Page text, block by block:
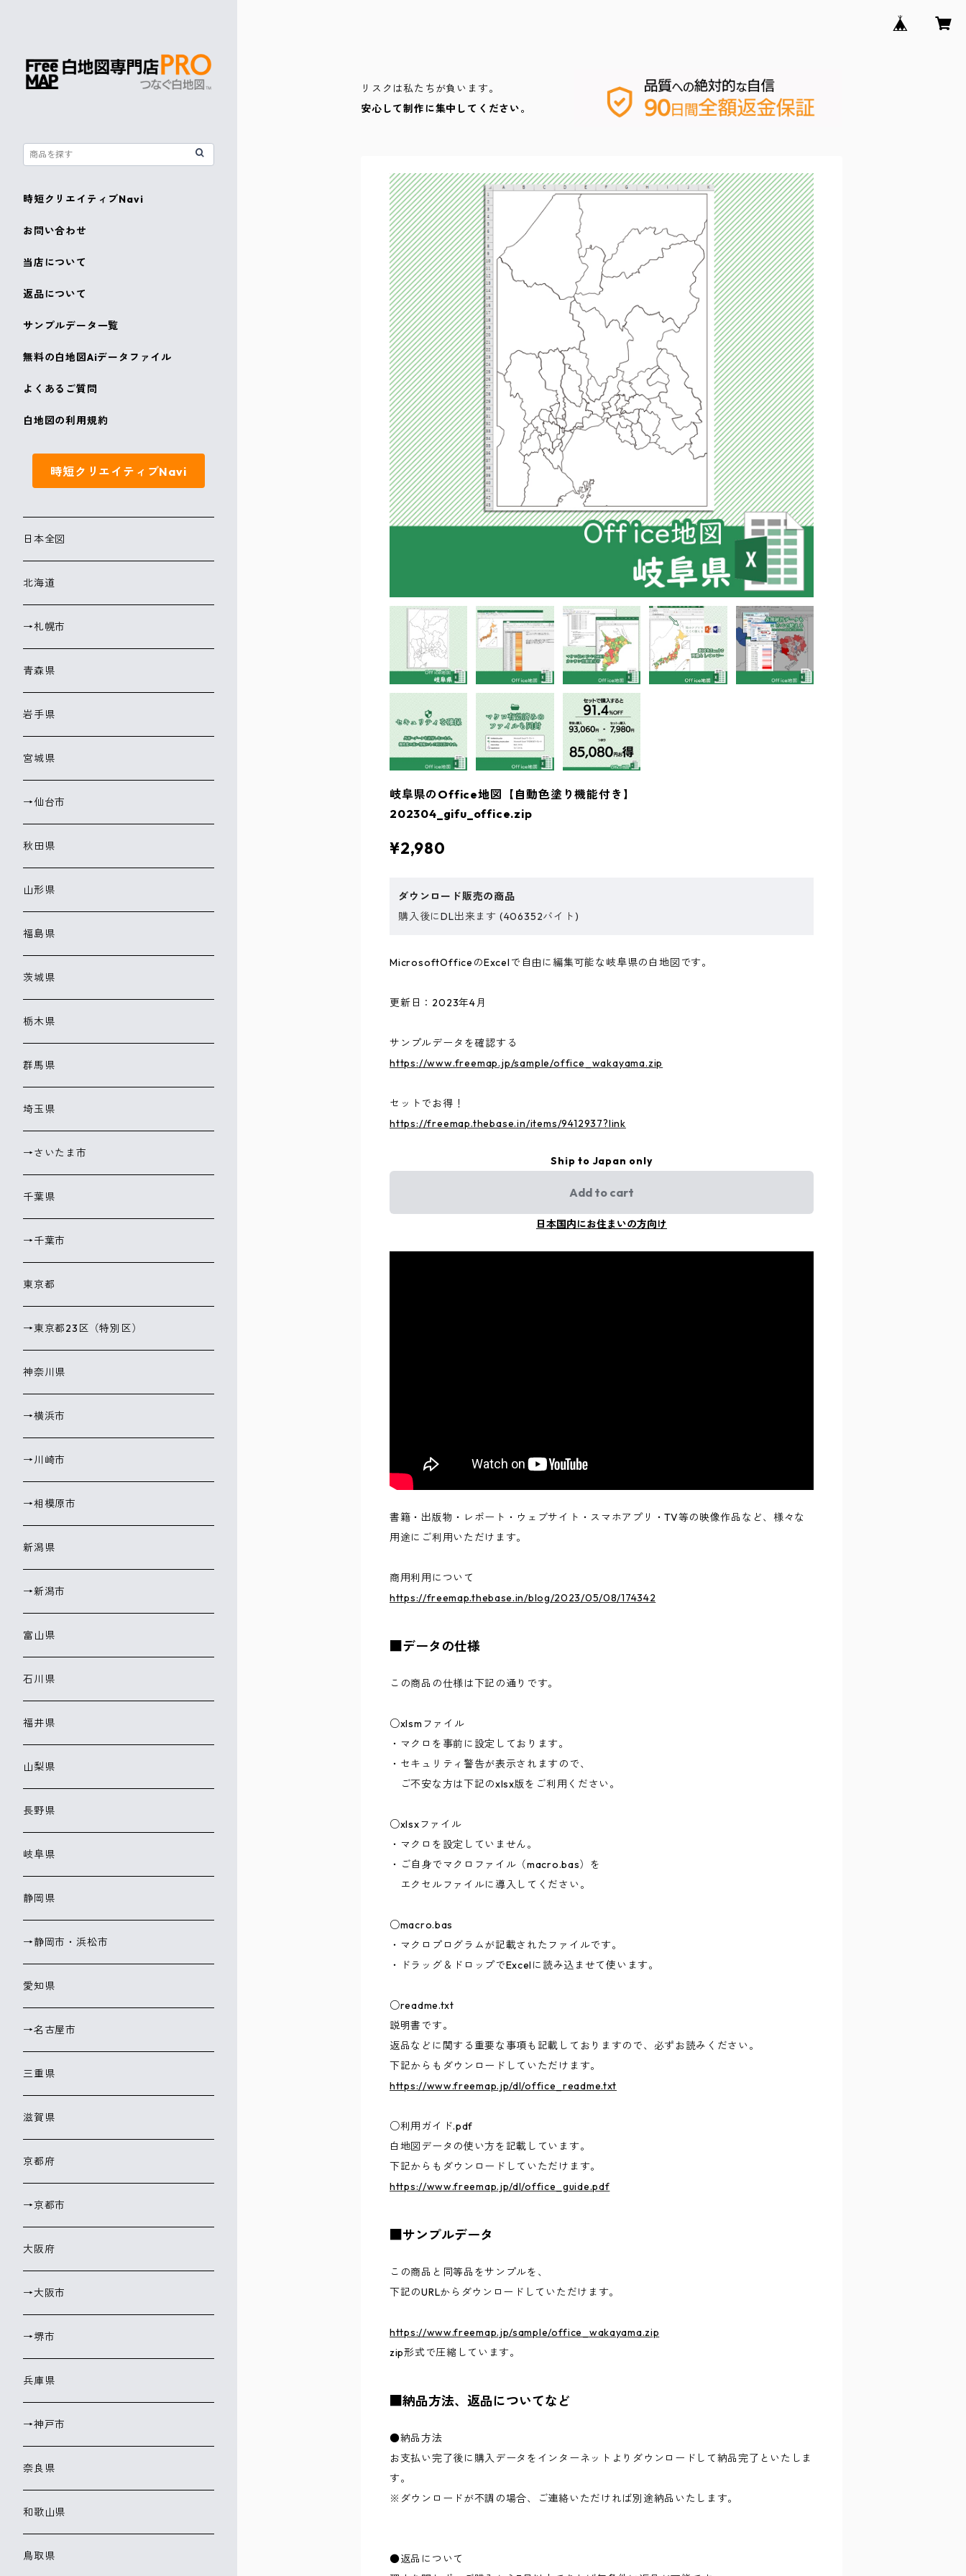
リスクは私たちが負います。
安心して制作に集中してください。
岐阜県のOffice地図【自動色塗り機能付き】
202304_gifu_office.zip
¥2,980
ダウンロード販売の商品
購入後にDL出来ます (406352バイト)
MicrosoftOfficeのExcelで自由に編集可能な岐阜県の白地図です。
更新日：2023年4月
サンプルデータを確認する
https://www.freemap.jp/sample/office_wakayama.zip
セットでお得！
https://freemap.thebase.in/items/9412937?link
Ship to Japan only
Add to cart
日本国内にお住まいの方向け
書籍・出版物・レポート・ウェブサイト・スマホアプリ・TV等の映像作品など、様々な
用途にご利用いただけます。
商用利用について
https://freemap.thebase.in/blog/2023/05/08/174342
■データの仕様
この商品の仕様は下記の通りです。
○xlsmファイル
・マクロを事前に設定しております。
・セキュリティ警告が表示されますので、
ご不安な方は下記のxlsx版をご利用ください。
○xlsxファイル
・マクロを設定していません。
・ご自身でマクロファイル（macro.bas）を
エクセルファイルに導入してください。
○macro.bas
・マクロプログラムが記載されたファイルです。
・ドラッグ＆ドロップでExcelに読み込ませて使います。
○readme.txt
説明書です。
返品などに関する重要な事項も記載しておりますので、必ずお読みください。
下記からもダウンロードしていただけます。
https://www.freemap.jp/dl/office_readme.txt
○利用ガイド.pdf
白地図データの使い方を記載しています。
下記からもダウンロードしていただけます。
https://www.freemap.jp/dl/office_guide.pdf
■サンプルデータ
この商品と同等品をサンプルを、
下記のURLからダウンロードしていただけます。
https://www.freemap.jp/sample/office_wakayama.zip
zip形式で圧縮しています。
■納品方法、返品についてなど
●納品方法
お支払い完了後に購入データをインターネットよりダウンロードして納品完了といたしま
す。
※ダウンロードが不調の場合、ご連絡いただければ別途納品いたします。
●返品について
時短クリエイティブNavi
お問い合わせ
当店について
返品について
サンプルデータ一覧
無料の白地図Aiデータファイル
よくあるご質問
白地図の利用規約
時短クリエイティブNavi
日本全図
北海道
→札幌市
青森県
岩手県
宮城県
→仙台市
秋田県
山形県
福島県
茨城県
栃木県
群馬県
埼玉県
→さいたま市
千葉県
→千葉市
東京都
→東京都23区（特別区）
神奈川県
→横浜市
→川崎市
→相模原市
新潟県
→新潟市
富山県
石川県
福井県
山梨県
長野県
岐阜県
静岡県
→静岡市・浜松市
愛知県
→名古屋市
三重県
滋賀県
京都府
→京都市
大阪府
→大阪市
→堺市
兵庫県
→神戸市
奈良県
和歌山県
鳥取県